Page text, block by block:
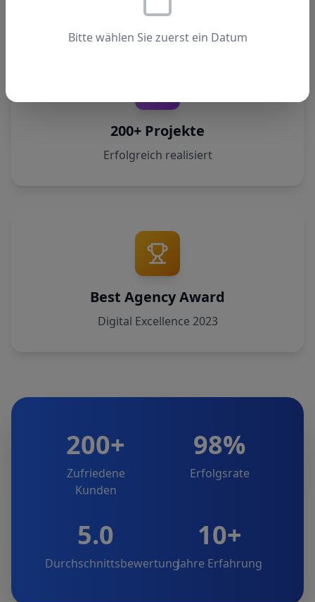
200+ Projekte
Erfolgreich realisiert
Best Agency Award
Digital Excellence 2023
200+
Zufriedene
Kunden
98%
Erfolgsrate
5.0
Durchschnittsbewertung
10+
Jahre Erfahrung
Bitte wählen Sie zuerst ein Datum